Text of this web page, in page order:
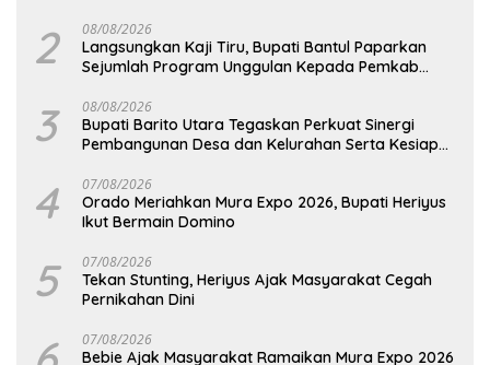
2 08/08/2026
Langsungkan Kaji Tiru, Bupati Bantul Paparkan
Sejumlah Program Unggulan Kepada Pemkab
3 08/08/2026
Bupati Barito Utara Tegaskan Perkuat Sinergi
Pembangunan Desa dan Kelurahan Serta Kesiapan
4 07/08/2026
Orado Meriahkan Mura Expo 2026, Bupati Heriyus
Ikut Bermain Domino
5 07/08/2026
Tekan Stunting, Heriyus Ajak Masyarakat Cegah
Pernikahan Dini
07/08/2026
Bebie Ajak Masyarakat Ramaikan Mura Expo 2026